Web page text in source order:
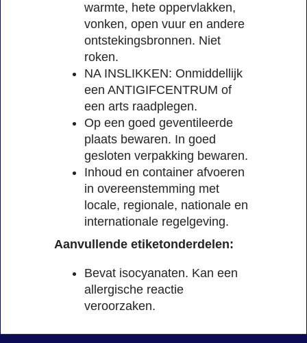
warmte, hete oppervlakken,
vonken, open vuur en andere
ontstekingsbronnen. Niet
roken.
NA INSLIKKEN: Onmiddellijk
een ANTIGIFCENTRUM of
een arts raadplegen.
Op een goed geventileerde
plaats bewaren. In goed
gesloten verpakking bewaren.
Inhoud en container afvoeren
in overeenstemming met
locale, regionale, nationale en
internationale regelgeving.
Aanvullende etiketonderdelen:
Bevat isocyanaten. Kan een
allergische reactie
veroorzaken.